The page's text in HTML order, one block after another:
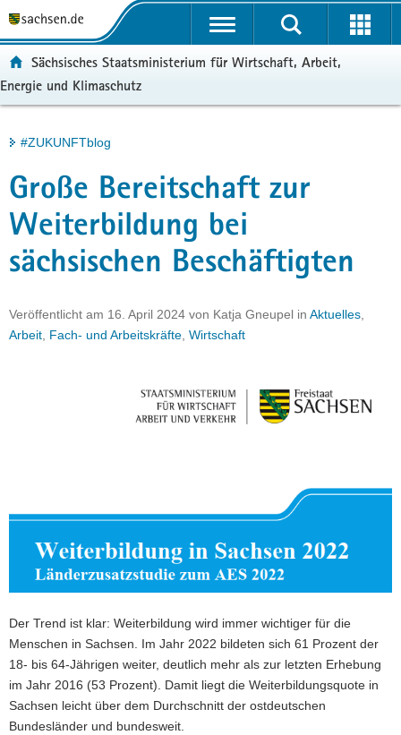
t
a
l
e
r
g
r
e
e
n
t
u
p
t
h
a
t
e
r
v
e
Portalübergreifende
Sächsisches Staatsministerium für Wirtschaft, Arbeit,
Energie und Klimaschutz
Hauptinhalt
#ZUKUNFTblog
Große Bereitschaft zur
Weiterbildung bei
sächsischen Beschäftigten
Veröffentlicht am 16. April 2024 von Katja Gneupel in Aktuelles
Arbeit Fach- und Arbeitskräfte Wirtschaft
Der Trend ist klar: Weiterbildung wird immer wichtiger für die
Menschen in Sachsen. Im Jahr 2022 bildeten sich 61 Prozent der
18- bis 64-Jährigen weiter, deutlich mehr als zur letzten Erhebung
im Jahr 2016 (53 Prozent). Damit liegt die Weiterbildungsquote in
Sachsen leicht über dem Durchschnitt der ostdeutschen
Bundesländer und bundesweit.